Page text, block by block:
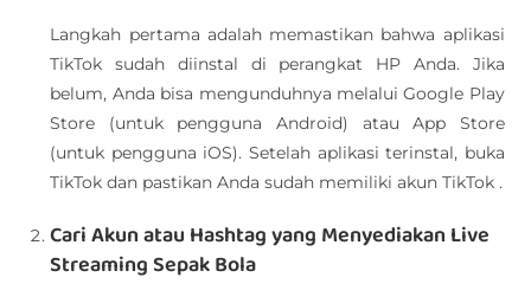
Langkah pertama adalah memastikan bahwa aplikasi
TikTok sudah diinstal di perangkat HP Anda. Jika
belum, Anda bisa mengunduhnya melalui Google Play
Store (untuk pengguna Android) atau App Store
(untuk pengguna iOS). Setelah aplikasi terinstal, buka
TikTok dan pastikan Anda sudah memiliki akun TikTok .
Cari Akun atau Hashtag yang Menyediakan Live
Streaming Sepak Bola